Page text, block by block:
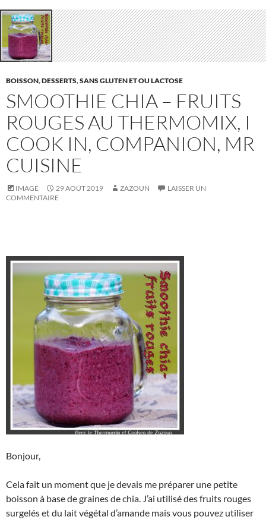
BOISSON,DESSERTS,SANS GLUTEN ET OU LACTOSE
SMOOTHIE CHIA – FRUITS
ROUGES AU THERMOMIX, I
COOK IN, COMPANION, MR
CUISINE
IMAGE 29 AOÛT 2019 ZAZOUN
LAISSER UN
COMMENTAIRE
Bonjour,
Cela fait un moment que je devais me préparer une petite
boisson à base de graines de chia. J’ai utilisé des fruits rouges
surgelés et du lait végétal d’amande mais vous pouvez utiliser